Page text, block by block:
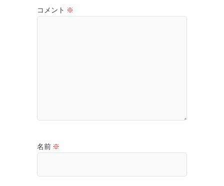
コメント ※
名前 ※